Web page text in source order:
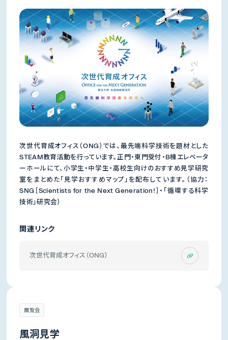
次世代育成オフィス（ONG）では、最先端科学技術を題材とした
STEAM教育活動を行っています。正門・東門受付・B棟エレベータ
ーホールにて、小学生・中学生・高校生向けのおすすめ見学研究
室をまとめた「見学おすすめマップ」を配布しています。（協力：
SNG［Scientists for the Next Generation!］・「循環する科学
技術」研究会）
関連リンク
次世代育成オフィス（ONG）
展覧会
風洞見学